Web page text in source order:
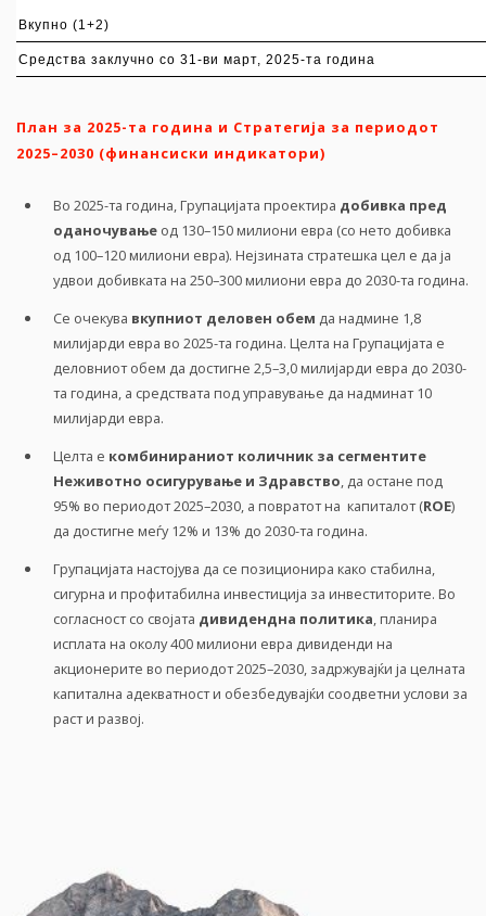
Вкупно (1+2)
Средства заклучно со 31-ви март, 2025-та година
План за 2025-та година и Стратегија за периодот
2025–2030 (финансиски индикатори)
Во 2025-та година, Групацијата проектира добивка пред
оданочување од 130–150 милиони евра (со нето добивка
од 100–120 милиони евра). Нејзината стратешка цел е да ја
удвои добивката на 250–300 милиони евра до 2030-та година.
Се очекува вкупниот деловен обем да надмине 1,8
милијарди евра во 2025-та година. Целта на Групацијата е
деловниот обем да достигне 2,5–3,0 милијарди евра до 2030-
та година, а средствата под управување да надминат 10
милијарди евра.
Целта е комбинираниот количник за сегментите
Неживотно осигурување и Здравство, да остане под
95% во периодот 2025–2030, а повратот на капиталот (ROE)
да достигне меѓу 12% и 13% до 2030-та година.
Групацијата настојува да се позиционира како стабилна,
сигурна и профитабилна инвестиција за инвеститорите. Во
согласност со својата дивидендна политика, планира
исплата на околу 400 милиони евра дивиденди на
акционерите во периодот 2025–2030, задржувајќи ја целната
капитална адекватност и обезбедувајќи соодветни услови за
раст и развој.